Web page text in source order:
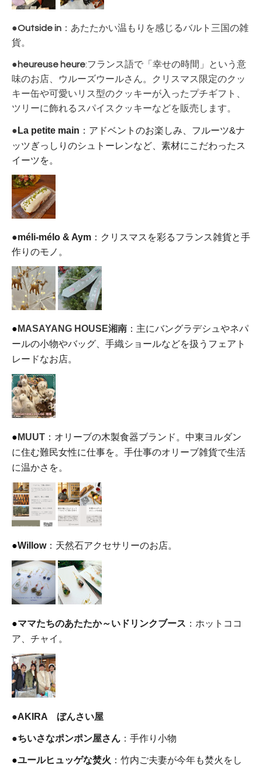
●Outside in ：あたたかい温もりを感じるバルト三国の雑
貨。
●heureuse heure:フランス語で「幸せの時間」という意
味のお店、ウルーズウールさん。クリスマス限定のクッ
キー缶や可愛いリス型のクッキーが入ったプチギフト、
ツリーに飾れるスパイスクッキーなどを販売します。
● La petite main ：アドベントのお楽しみ、フルーツ&ナ
ッツぎっしりのシュトーレンなど、素材にこだわったス
イーツを。
●méli-mélo & Aym ： クリスマスを彩るフランス雑貨と手
作りのモノ。
● MASAYANG HOUSE湘南 ： 主にバングラデシュやネパ
ールの小物やバッグ、 手織ショールなどを扱うフェアト
レードなお店。
● MUUT ： オリーブの木製食器ブランド。 中東ヨルダン
に住む難民女性に仕事を。 手仕事のオリーブ雑貨で生活
に温かさを。
●Willow：天然石アクセサリーのお店。
●ママたちのあたたか～いドリンクブース ：ホットココ
ア、チャイ。
●AKIRA ぼんさい屋
●ちいさなポンポン屋さん ：手作り小物
●ユールヒュッゲな焚火 ：竹内ご夫妻が今年も焚火をし